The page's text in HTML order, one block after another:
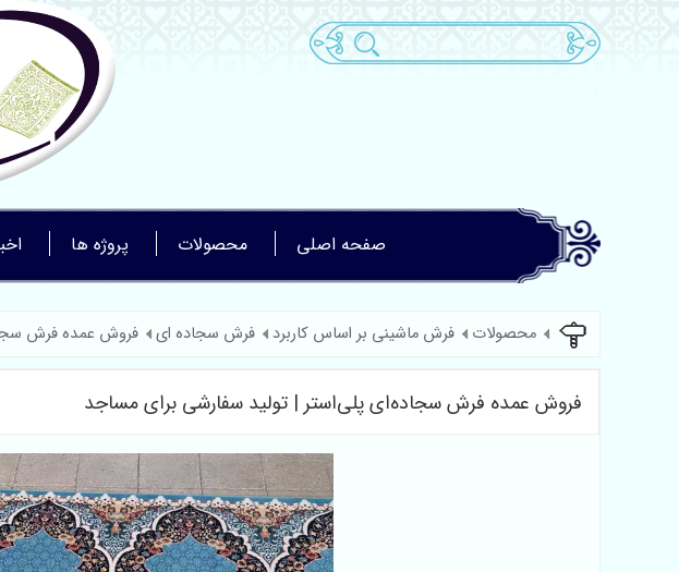
صفحه اصلی محصولات پروژه ها
محصولات فرش ماشینی بر اساس کاربرد فرش سجاده ای فروش عمده فرش
فروش عمده فرش سجاده‌ای پلی‌استر | تولید سفارشی برای مساجد